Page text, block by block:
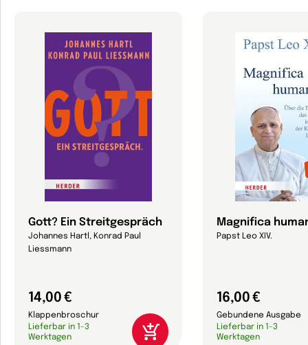
Gott? Ein Streitgespräch
Johannes Hartl, Konrad Paul
Liessmann
14,00 €
Klappenbroschur
Lieferbar in 1-3
Werktagen
Magnifica
Papst Leo XIV.
16,00 €
Gebundene Ausgabe
Lieferbar in 1-3
Werktagen